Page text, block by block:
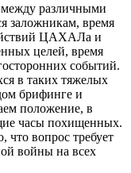
различными
заложникам, время
ЦАХАЛа и
целей, время
событий.
в таких тяжелых
брифинге и
положение, в
часы похищенных.
что вопрос требует
войны на всех